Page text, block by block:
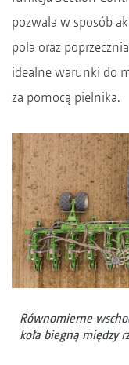
pozwala w sposób
pola oraz
idealne warunki do
za pomocą pielnika.
Równomierne
koła biegną między